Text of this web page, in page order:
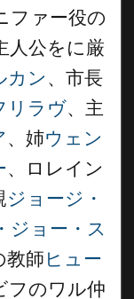
ファー役の
人公をに厳
カン 、市長
リラヴ、主
、姉ウェン
、ロレイン
ジョージ・
ジョー・ス
教師 ヒュー
フのワル仲